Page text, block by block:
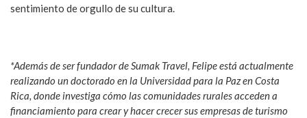
sentimiento de orgullo de su cultura.
*Además de ser fundador de Sumak Travel, Felipe está actualmente
realizando un doctorado en la Universidad para la Paz en Costa
Rica, donde investiga cómo las comunidades rurales acceden a
financiamiento para crear y hacer crecer sus empresas de turismo